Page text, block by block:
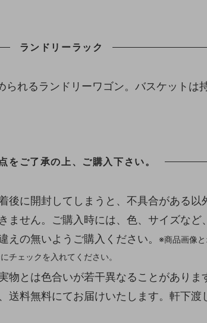
ランドリーラック
れるランドリーワゴン。バスケットは
をご了承の上、ご購入下さい。
後に開封してしまうと、不具合がある以
ません。ご購入時には、色、サイズなど
えの無いようご購入ください。
※商品画像
チェックを入れてください。
物とは色合いが若干異なることがありま
送料無料にてお届けいたします。軒下渡